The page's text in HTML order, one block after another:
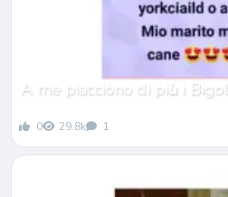
A me piacciono di piùi Bigol
0 29.8k 1